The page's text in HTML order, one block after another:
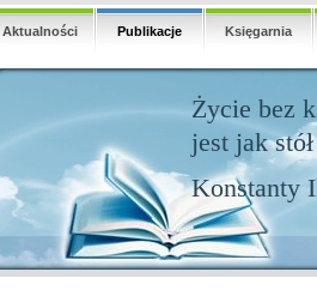
Aktualności Publikacje Księgarnia
Życie bez
jest jak
Konstanty